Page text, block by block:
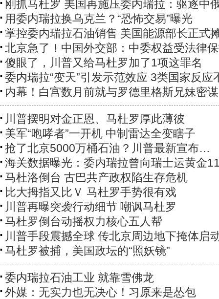
刚抓马杜罗 美国再施压委内瑞拉：驱逐中
用委内瑞拉换乌克兰？“恐怖交易”曝光
掌控委内瑞拉石油销售 美国能源部长正式
北京急了！中国外交部：中委权益受法律
傻眼了，川普又给马杜罗加了1项这罪名
委内瑞拉“变天”引发示范效应 3类国家反应
内幕！白宫数月前就与罗德里格斯兄妹密谋
川普摆明对金正恩、马杜罗厚此薄彼
美军“咆哮者”一开机 中制雷达全变瞎子
抢了北京5000万桶石油？川普最新宣布…
海关数据曝光：委内瑞拉曾向瑞士运黄金
马杜洛倒台 古巴共产政权陷生存危机
比大拇指又比Ｖ 马杜罗手势很有戏
川普再曝突袭行动细节 嘲讽马杜罗
马杜罗倒台动摇权力核心五人帮
川普手段震撼全球 传北京周边地下掩体启
​马杜罗被捕，美国政坛的“照妖镜”
委内瑞拉石油工业 就靠雪佛龙
外媒：无实力也无决心！习原来是怂包